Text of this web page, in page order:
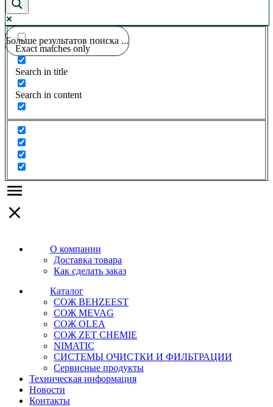
Больше результатов поиска ...
Exact matches only
Search in title
Search in content
О компании
Доставка товара
Как сделать заказ
Каталог
СОЖ BEHZEEST
СОЖ MEVAG
СОЖ OLEA
СОЖ ZET CHEMIE
NIMATIC
СИСТЕМЫ ОЧИСТКИ И ФИЛЬТРАЦИИ
Сервисные продукты
Техническая информация
Новости
Контакты